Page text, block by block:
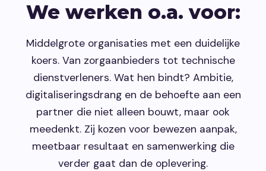
We werken o.a. voor:
Middelgrote organisaties met een duidelijke
koers. Van zorgaanbieders tot technische
dienstverleners. Wat hen bindt? Ambitie,
digitaliseringsdrang en de behoefte aan een
partner die niet alleen bouwt, maar ook
meedenkt. Zij kozen voor bewezen aanpak,
meetbaar resultaat en samenwerking die
verder gaat dan de oplevering.